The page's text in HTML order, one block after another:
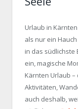
Urlaub in
als nur ein
in das südlichste
ein, magische
Kärnten Urlaub
Aktivitäten,
auch deshalb,